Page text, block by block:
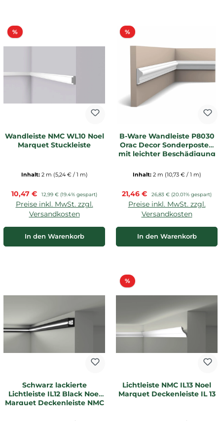
%Rabatt
Wandleiste NMC WL10 Noel
Marquet Stuckleiste
Inhalt: 2 m (5,24 € / 1 m)
Verkaufspreis:
10,47 € Regulärer Preis:
12,99 € (19.4% gespart)
Preise inkl. MwSt. zzgl.
Versandkosten
In den Warenkorb
%Rabatt
B-Ware Wandleiste P8030
Orac Decor Sonderposten
mit leichter Beschädigung
Inhalt: 2 m (10,73 € / 1 m)
Verkaufspreis:
21,46 € Regulärer Preis:
26,83 € (20.01% gespart)
Preise inkl. MwSt. zzgl.
Versandkosten
In den Warenkorb
Schwarz lackierte
Lichtleiste IL12 Black Noel
Marquet Deckenleiste NMC
%Rabatt
Lichtleiste NMC IL13 Noel
Marquet Deckenleiste IL 13